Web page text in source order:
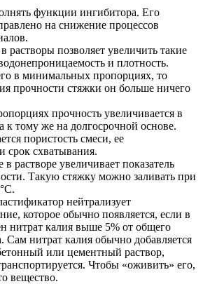
функции ингибитора. Его
на снижение процессов
растворы позволяет увеличить такие
и плотность.
в минимальных пропорциях, то
прочности стяжки он больше ничего
прочность увеличивается в
к тому же на долгосрочной основе.
пористость смеси, ее
срок схватывания.
в растворе увеличивает показатель
Такую стяжку можно заливать при
нейтрализует
которое обычно появляется, если в
нитрат калия выше 5% от общего
Сам нитрат калия обычно добавляется
или цементный раствор,
Чтобы «оживить» его,
вещество.